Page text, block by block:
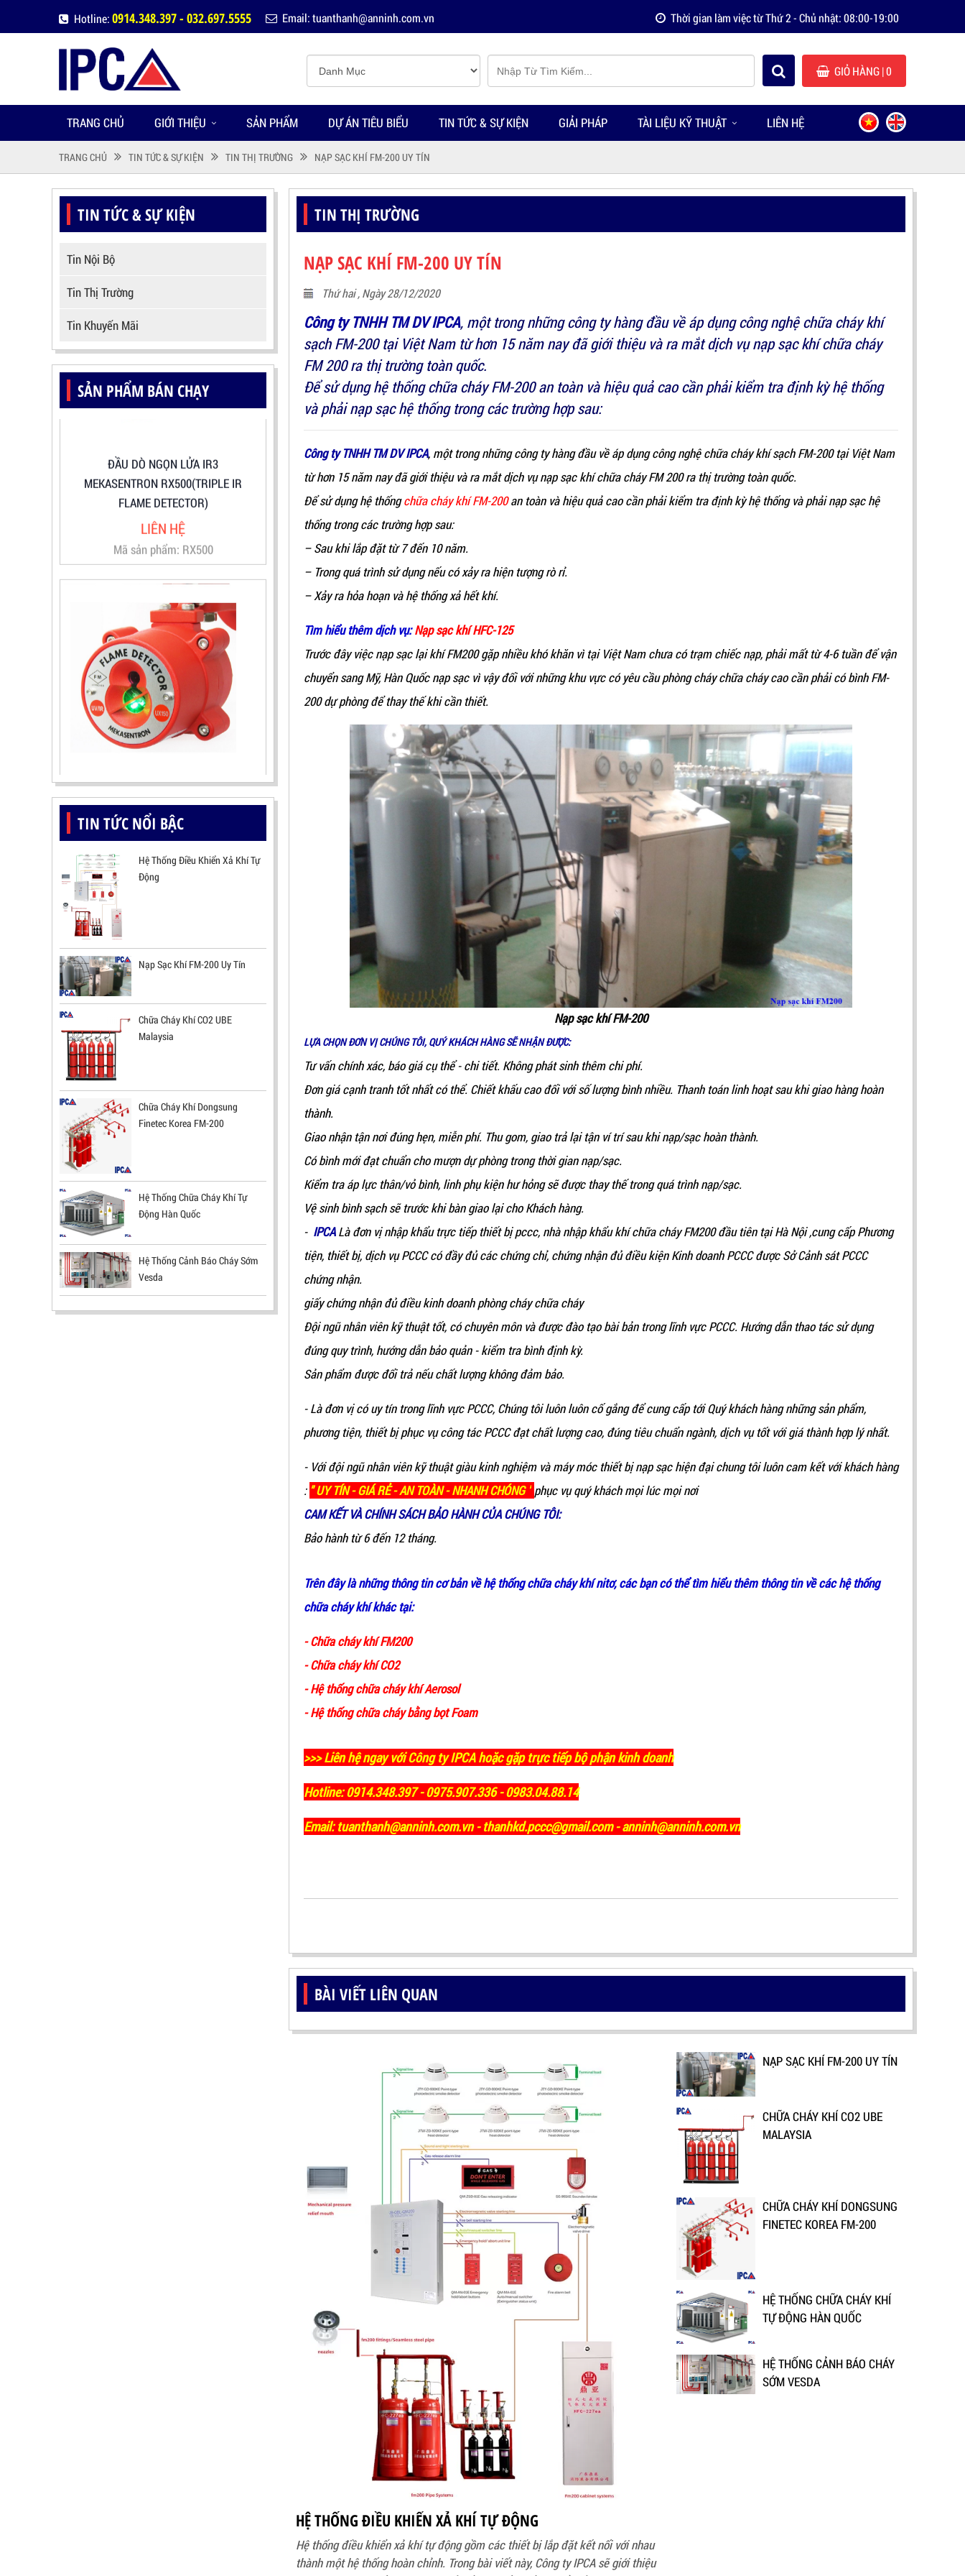
Hotline:0914.348.397 - 032.697.5555 Email: tuanthanh@anninh.com.vn Thời gian làm việc từ Thứ 2 - Chủ nhật: 08:00-19:00
GIỎ HÀNG| 0
TRANG CHỦ GIỚI THIỆU SẢN PHẨM DỰ ÁN TIÊU BIỂU TIN TỨC & SỰ KIỆN GIẢI PHÁP TÀI LIỆU KỸ THUẬT LIÊN HỆ
TRANG CHỦ TIN TỨC & SỰ KIỆN TIN THỊ TRƯỜNG NẠP SẠC KHÍ FM-200 UY TÍN
TIN TỨC & SỰ KIỆN
Tin Nội Bộ
Tin Thị Trường
Tin Khuyến Mãi
SẢN PHẨM BÁN CHẠY
FLAME DETECTOR)
LIÊN HỆ
Mã sản phẩm: RX500
ĐẦU BÁO LỬA UV-IR CHỐNG NỔ-
LIÊN HỆ
Mã sản phẩm: UX150
ĐẦU BÁO LỬA CHỐNG NỔ CHỐNG
NƯỚC UV/IR- UX300 NHẬP KHẨU HÀN
QUỐC
LIÊN HỆ
TIN TỨC NỔI BẬC
Hệ Thống Điều Khiển Xả Khí Tự
Động
Nạp Sạc Khí FM-200 Uy Tín
Chữa Cháy Khí CO2 UBE
Malaysia
Chữa Cháy Khí Dongsung
Finetec Korea FM-200
Hệ Thống Chữa Cháy Khí Tự
Động Hàn Quốc
Hệ Thống Cảnh Báo Cháy Sớm
Vesda
TIN THỊ TRƯỜNG
NẠP SẠC KHÍ FM-200 UY TÍN
Thứ hai , Ngày 28/12/2020
Công ty TNHH TM DV IPCA, một trong những công ty hàng đầu về áp dụng công nghệ chữa cháy khí
sạch FM-200 tại Việt Nam từ hơn 15 năm nay đã giới thiệu và ra mắt dịch vụ nạp sạc khí chữa cháy
FM 200 ra thị trường toàn quốc.
Để sử dụng hệ thống chữa cháy FM-200 an toàn và hiệu quả cao cần phải kiểm tra định kỳ hệ thống
và phải nạp sạc hệ thống trong các trường hợp sau:
Công ty TNHH TM DV IPCA, một trong những công ty hàng đầu về áp dụng công nghệ chữa cháy khí sạch FM-200 tại Việt Nam
từ hơn 15 năm nay đã giới thiệu và ra mắt dịch vụ nạp sạc khí chữa cháy FM 200 ra thị trường toàn quốc.
Để sử dụng hệ thốngchữa cháy khí FM-200an toàn và hiệu quả cao cần phải kiểm tra định kỳ hệ thống và phải nạp sạc hệ
thống trong các trường hợp sau:
– Sau khi lắp đặt từ 7 đến 10 năm.
– Trong quá trình sử dụng nếu có xảy ra hiện tượng rò rỉ.
– Xảy ra hỏa hoạn và hệ thống xả hết khí.
Tìm hiểu thêm dịch vụ:Nạp sạc khí HFC-125
Trước đây việc nạp sạc lại khí FM200 gặp nhiều khó khăn vì tại Việt Nam chưa có trạm chiếc nạp, phải mất từ 4-6 tuần để vận
chuyển sang Mỹ, Hàn Quốc nạp sạc vì vậy đối với những khu vực có yêu cầu phòng cháy chữa cháy cao cần phải có bình FM-
200 dự phòng để thay thế khi cần thiết.
Nạp sạc khí FM-200
LỰA CHỌN ĐƠN VỊ CHÚNG TÔI, QUÝ KHÁCH HÀNG SẼ NHẬN ĐƯỢC:
Tư vấn chính xác, báo giá cụ thể - chi tiết. Không phát sinh thêm chi phí.
Đơn giá cạnh tranh tốt nhất có thể. Chiết khấu cao đối với số lượng bình nhiều. Thanh toán linh hoạt sau khi giao hàng hoàn
thành.
Giao nhận tận nơi đúng hẹn, miễn phí. Thu gom, giao trả lại tận ví trí sau khi nạp/sạc hoàn thành.
Có bình mới đạt chuẩn cho mượn dự phòng trong thời gian nạp/sạc.
Kiểm tra áp lực thân/vỏ bình, linh phụ kiện hư hỏng sẽ được thay thế trong quá trình nạp/sạc.
Vệ sinh bình sạch sẽ trước khi bàn giao lại cho Khách hàng.
- IPCALà đơn vị nhập khẩu trực tiếp thiết bị pccc, nhà nhập khẩu khí chữa cháy FM200 đầu tiên tại Hà Nội ,cung cấp Phương
tiện, thiết bị, dịch vụ PCCC có đầy đủ các chứng chỉ, chứng nhận đủ điều kiện Kinh doanh PCCC được Sở Cảnh sát PCCC
chứng nhận.
giấy chứng nhận đủ điều kinh doanh phòng cháy chữa cháy
Đội ngũ nhân viên kỹ thuật tốt, có chuyên môn và được đào tạo bài bản trong lĩnh vực PCCC. Hướng dẫn thao tác sử dụng
đúng quy trình, hướng dẫn bảo quản - kiểm tra bình định kỳ.
Sản phẩm được đổi trả nếu chất lượng không đảm bảo.
- Là đơn vị có uy tín trong lĩnh vực PCCC, Chúng tôi luôn luôn cố gắng để cung cấp tới Quý khách hàng những sản phẩm,
phương tiện, thiết bị phục vụ công tác PCCC đạt chất lượng cao, đúng tiêu chuẩn ngành, dịch vụ tốt với giá thành hợp lý nhất.
- Với đội ngũ nhân viên kỹ thuật giàu kinh nghiệm và máy móc thiết bị nạp sạc hiện đại chung tôi luôn cam kết với khách hàng
: " UY TÍN - GIÁ RẺ - AN TOÀN - NHANH CHÓNG " phục vụ quý khách mọi lúc mọi nơi
CAM KẾT VÀ CHÍNH SÁCH BẢO HÀNH CỦA CHÚNG TÔI:
Bảo hành từ 6 đến 12 tháng.
Trên đây là những thông tin cơ bản về hệ thống chữa cháy khí nitơ, các bạn có thể tìm hiểu thêm thông tin về các hệ thống
chữa cháy khí khác tại:
-Chữa cháy khí FM200
-Chữa cháy khí CO2
-Hệ thống chữa cháy khí Aerosol
-Hệ thống chữa cháy bằng bọt Foam
>>> Liên hệ ngay với Công ty IPCA hoặc gặp trực tiếp bộ phận kinh doanh
Hotline: 0914.348.397 - 0975.907.336 - 0983.04.88.14
Email: tuanthanh@anninh.com.vn - thanhkd.pccc@gmail.com - anninh@anninh.com.vn
BÀI VIẾT LIÊN QUAN
HỆ THỐNG ĐIỀU KHIỂN XẢ KHÍ TỰ ĐỘNG
Hệ thống điều khiển xả khí tự động gồm các thiết bị lắp đặt kết nối với nhau
thành một hệ thống hoàn chỉnh. Trong bài viết này, Công ty IPCA sẽ giới thiệu
NẠP SẠC KHÍ FM-200 UY TÍN
CHỮA CHÁY KHÍ CO2 UBE
MALAYSIA
CHỮA CHÁY KHÍ DONGSUNG
FINETEC KOREA FM-200
HỆ THỐNG CHỮA CHÁY KHÍ
TỰ ĐỘNG HÀN QUỐC
HỆ THỐNG CẢNH BÁO CHÁY
SỚM VESDA